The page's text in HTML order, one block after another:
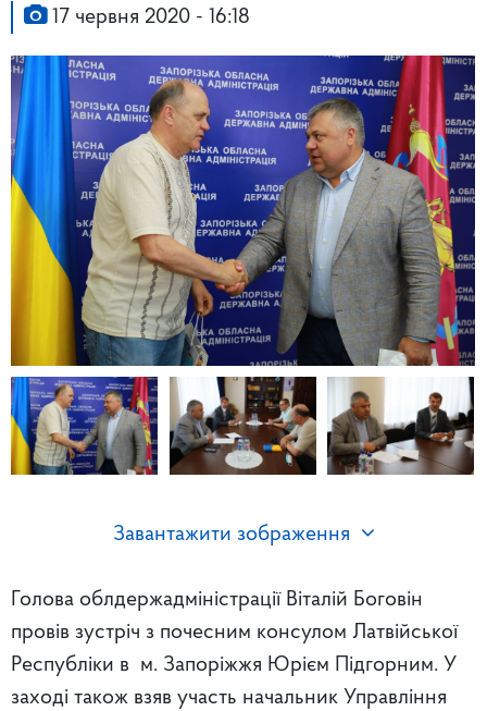
17 червня 2020 - 16:18
Завантажити зображення
Голова облдержадміністрації Віталій Боговін
провів зустріч з почесним консулом Латвійської
Республіки в м. Запоріжжя Юрієм Підгорним. У
заході також взяв участь начальник Управління